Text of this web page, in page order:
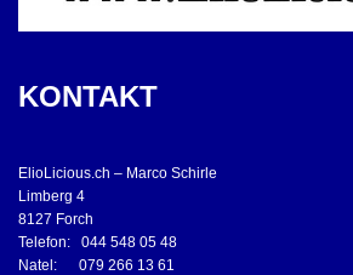
KONTAKT
ElioLicious.ch – Marco Schirle
Limberg 4
8127 Forch
Telefon: 044 548 05 48
Natel: 079 266 13 61